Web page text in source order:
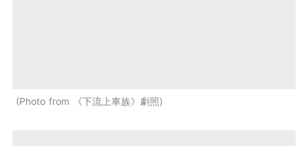
Photo from 《下流上車族》劇照